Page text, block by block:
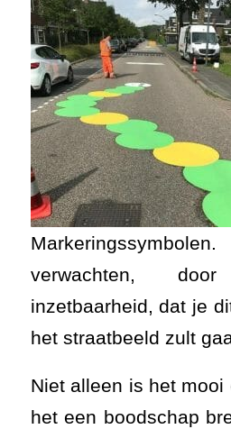
verwachten,
inzetbaarheid, dat je
het straatbeeld zult
Niet alleen is het
het een boodschap